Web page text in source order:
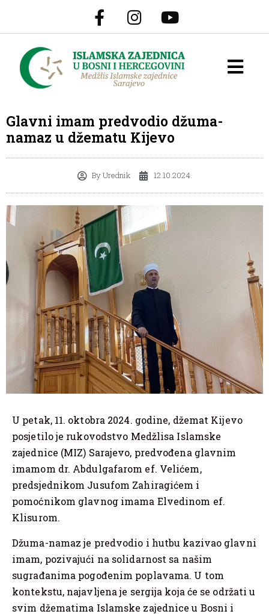
Glavni imam predvodio džuma-
namaz u džematu Kijevo
ByUrednik 12.10.2024.
U petak, 11. oktobra 2024. godine, džemat Kijevo
posjetilo je rukovodstvo Medžlisa Islamske
zajednice (MIZ) Sarajevo, predvođena glavnim
imamom dr. Abdulgafarom ef. Velićem,
predsjednikom Jusufom Zahiragićem i
pomoćnikom glavnog imama Elvedinom ef.
Klisurom.
Džuma-namaz je predvodio i hutbu kazivao glavni
imam, pozivajući na solidarnost sa našim
sugrađanima pogođenim poplavama. U tom
kontekstu, najavljena je sergija koja će se održati u
svim džematima Islamske zajednice u Bosni i